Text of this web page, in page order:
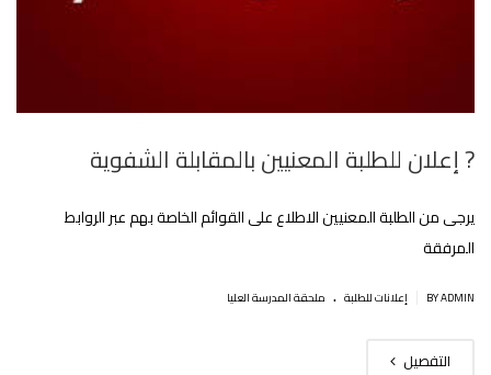
? إعلان للطلبة المعنيين بالمقابلة الشفوية
يرجى من الطلبة المعنيين الاطلاع على القوائم الخاصة بهم عبر الروابط
المرفقة
BY ADMIN إعلانات للطلبة . ملحقة المدرسة العليا
التفصيل